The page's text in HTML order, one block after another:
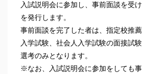
入試説明会に参加し、事前面談を受
を発行します。
事前面談を完了した者は、指定校推
入学試験、社会人入学試験の面接試
選考のみとなります。
※なお、入試説明会に参加をしても